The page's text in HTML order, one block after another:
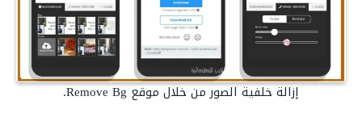
إزالة خلفية الصور من خلال موقع Remove Bg.